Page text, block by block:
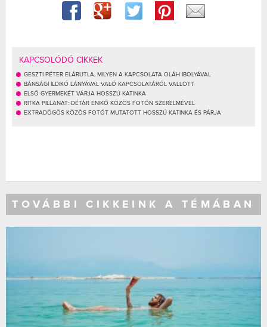
KAPCSOLÓDÓ CIKKEK
GESZTI PÉTER ELÁRUTLA, MILYEN A KAPCSOLATA OLÁH IBOLYÁVAL
BÁNSÁGI ILDIKÓ LÁNYÁVAL VALÓ KAPCSOLATÁRÓL VALLOTT
ELSŐ GYERMEKÉT VÁRJA HOSSZÚ KATINKA
RITKA PILLANAT: DÉTÁR ENIKŐ KÖZÖS FOTÓN SZERELMÉVEL
EXTRADÖGÖS KÖZÖS FOTÓT MUTATOTT HOSSZÚ KATINKA ÉS PÁRJA
TOVÁBBI CIKKEINK A TÉMÁBAN